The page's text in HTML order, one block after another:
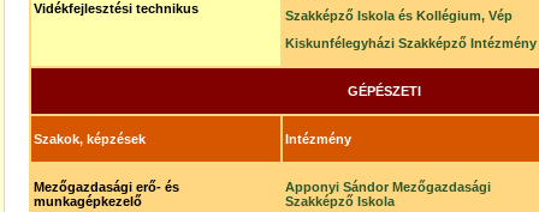
Vidékfejlesztési technikus
Szakképző Iskola és Kollégium, Vép
Kiskunfélegyházi Szakképző Intézmény
GÉPÉSZETI
Szakok, képzések Intézmény
Mezőgazdasági erő- és
munkagépkezelő
Apponyi Sándor Mezőgazdasági
Szakképző Iskola